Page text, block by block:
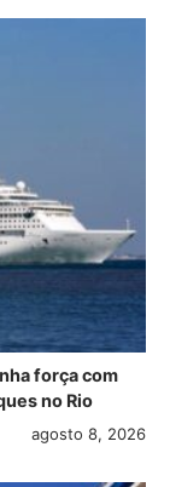
força com
no Rio
agosto 8, 2026